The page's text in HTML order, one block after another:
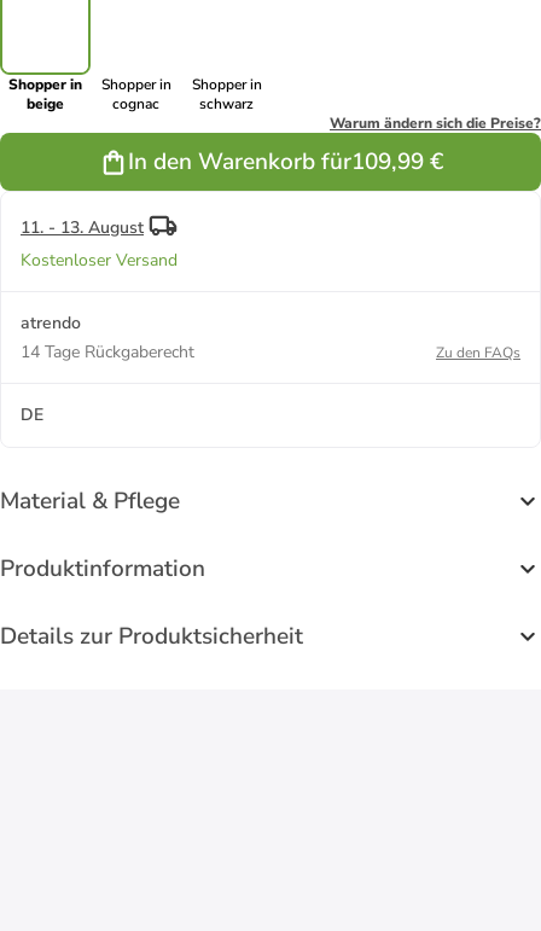
Shopper in
beige
Shopper in
cognac
Shopper in
schwarz
Warum ändern sich die Preise?
In den Warenkorb für109,99 €
11. - 13. August
Kostenloser Versand
atrendo
14 Tage Rückgaberecht
Zu den FAQs
DE
Material & Pflege
Produktinformation
Details zur Produktsicherheit